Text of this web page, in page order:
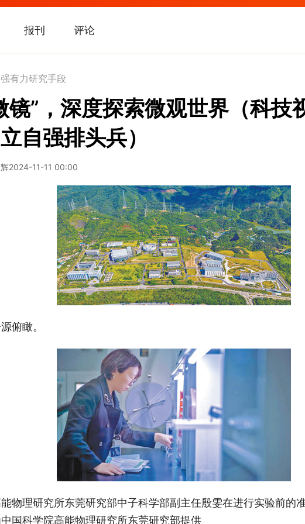
报刊 评论
有力研究手段
镜”，深度探索微观世界（科技
自强排头兵）
2024-11-11 00:00
俯瞰。
理研究所东莞研究部中子科学部副主任殷雯在进行实验前的
科学院高能物理研究所东莞研究部提供